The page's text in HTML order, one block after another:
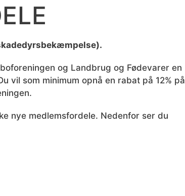
og Landbrug og Fødevarer en
vil som minimum opnå en rabat på 12% på
nye medlemsfordele. Nedenfor ser du